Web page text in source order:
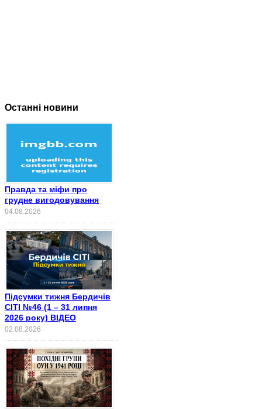
Останні новини
Правда та міфи про
грудне вигодовування
04.08.2026
Підсумки тижня Бердичів
СІТІ №46 (1 – 31 липня
2026 року) ВІДЕО
02.08.2026